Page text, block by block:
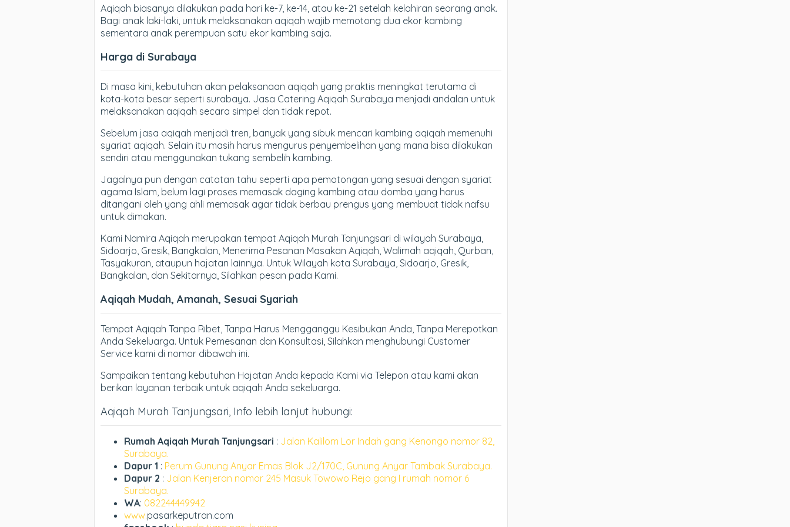
Aqiqah biasanya dilakukan pada hari ke-7, ke-14, atau ke-21 setelah kelahiran seorang anak.
Bagi anak laki-laki, untuk melaksanakan aqiqah wajib memotong dua ekor kambing
sementara anak perempuan satu ekor kambing saja.
Harga di Surabaya
Di masa kini, kebutuhan akan pelaksanaan aqiqah yang praktis meningkat terutama di
kota-kota besar seperti surabaya. Jasa Catering Aqiqah Surabaya menjadi andalan untuk
melaksanakan aqiqah secara simpel dan tidak repot.
Sebelum jasa aqiqah menjadi tren, banyak yang sibuk mencari kambing aqiqah memenuhi
syariat aqiqah. Selain itu masih harus mengurus penyembelihan yang mana bisa dilakukan
sendiri atau menggunakan tukang sembelih kambing.
Jagalnya pun dengan catatan tahu seperti apa pemotongan yang sesuai dengan syariat
agama Islam, belum lagi proses memasak daging kambing atau domba yang harus
ditangani oleh yang ahli memasak agar tidak berbau prengus yang membuat tidak nafsu
untuk dimakan.
Kami Namira Aqiqah merupakan tempat Aqiqah Murah Tanjungsari di wilayah Surabaya,
Sidoarjo, Gresik, Bangkalan, Menerima Pesanan Masakan Aqiqah, Walimah aqiqah, Qurban,
Tasyakuran, ataupun hajatan lainnya. Untuk Wilayah kota Surabaya, Sidoarjo, Gresik,
Bangkalan, dan Sekitarnya, Silahkan pesan pada Kami.
Aqiqah Mudah, Amanah, Sesuai Syariah
Tempat Aqiqah Tanpa Ribet, Tanpa Harus Mengganggu Kesibukan Anda, Tanpa Merepotkan
Anda Sekeluarga. Untuk Pemesanan dan Konsultasi, Silahkan menghubungi Customer
Service kami di nomor dibawah ini.
Sampaikan tentang kebutuhan Hajatan Anda kepada Kami via Telepon atau kami akan
berikan layanan terbaik untuk aqiqah Anda sekeluarga.
Aqiqah Murah Tanjungsari, Info lebih lanjut hubungi:
Rumah Aqiqah Murah Tanjungsari : Jalan Kalilom Lor Indah gang Kenongo nomor 82,
Surabaya.
Dapur 1 : Perum Gunung Anyar Emas Blok J2/170C, Gunung Anyar Tambak Surabaya.
Dapur 2 : Jalan Kenjeran nomor 245 Masuk Towowo Rejo gang I rumah nomor 6
Surabaya.
WA: 082244449942
www.pasarkeputran.com